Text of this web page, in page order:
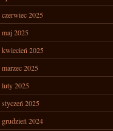
czerwiec 2025
maj 2025
kwiecień 2025
marzec 2025
luty 2025
styczeń 2025
grudzień 2024